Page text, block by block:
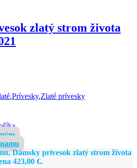
zlatý strom života
,Prívesky,Zlaté prívesky
Dámsky prívesok zlatý strom života
423,00 €.